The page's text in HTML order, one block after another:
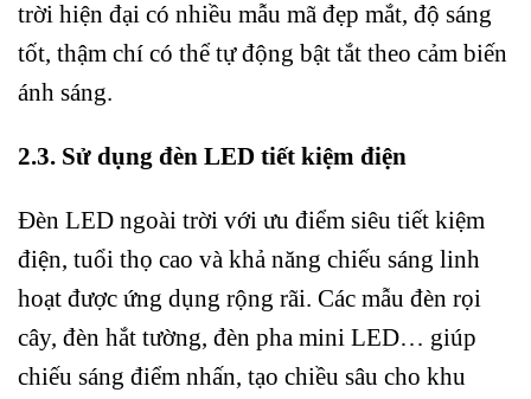
trời hiện đại có nhiều mẫu mã đẹp mắt, độ sáng
tốt, thậm chí có thể tự động bật tắt theo cảm biến
ánh sáng.
2.3. Sử dụng đèn LED tiết kiệm điện
Đèn LED ngoài trời với ưu điểm siêu tiết kiệm
điện, tuổi thọ cao và khả năng chiếu sáng linh
hoạt được ứng dụng rộng rãi. Các mẫu đèn rọi
cây, đèn hắt tường, đèn pha mini LED… giúp
chiếu sáng điểm nhấn, tạo chiều sâu cho khu